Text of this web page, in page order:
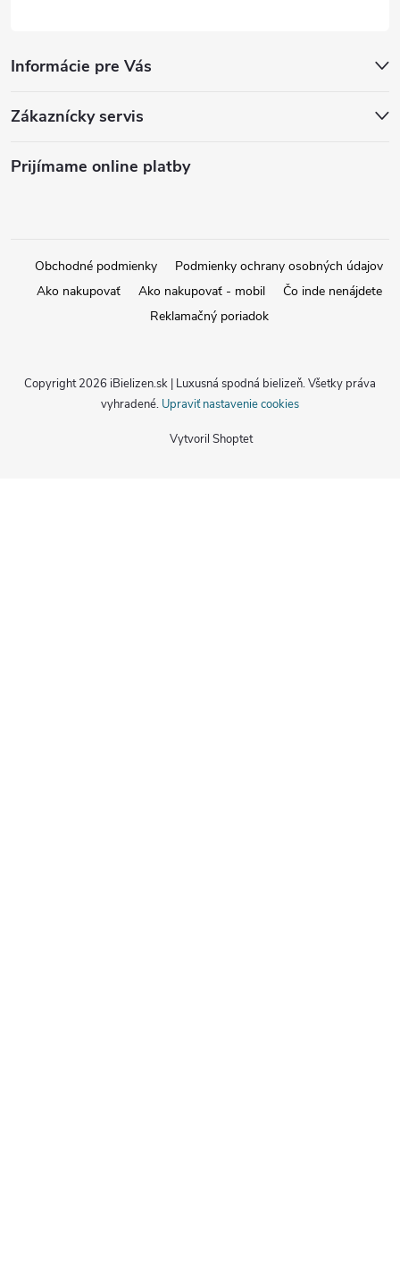
Informácie pre Vás
Zákaznícky servis
Prijímame online platby
Obchodné podmienky
Podmienky ochrany osobných údajov
Ako nakupovať
Ako nakupovať - mobil
Čo inde nenájdete
Reklamačný poriadok
Vytvoril Shoptet
Copyright 2026 iBielizen.sk | Luxusná spodná bielizeň. Všetky práva
vyhradené. Upraviť nastavenie cookies